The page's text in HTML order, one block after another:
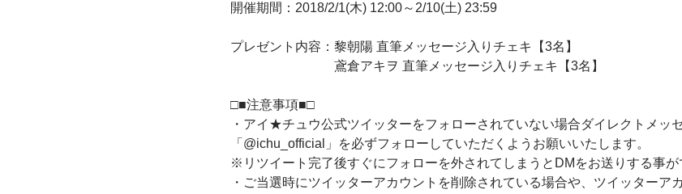
開催期間：2018/2/1(木) 12:00～2/10(土) 23:59
プレゼント内容：黎朝陽 直筆メッセージ入りチェキ【3名】
鳶倉アキヲ 直筆メッセージ入りチェキ【3名】
□■注意事項■□
・アイ★チュウ公式ツイッターをフォローされていない場合ダイレクトメッ
「@ichu_official」を必ずフォローしていただくようお願いいたします。
※リツイート完了後すぐにフォローを外されてしまうとDMをお送りする事が
・ご当選時にツイッターアカウントを削除されている場合や、ツイッター